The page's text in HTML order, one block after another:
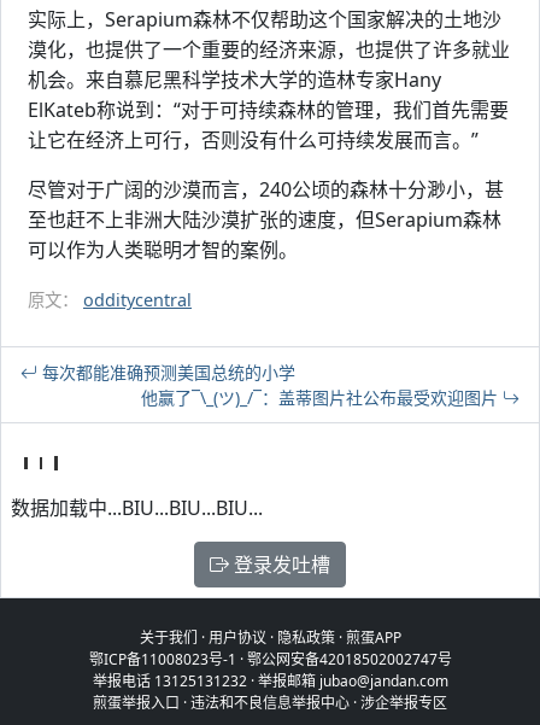
实际上，Serapium森林不仅帮助这个国家解决的土地沙
漠化，也提供了一个重要的经济来源，也提供了许多就业
机会。来自慕尼黑科学技术大学的造林专家Hany
ElKateb称说到：“对于可持续森林的管理，我们首先需要
让它在经济上可行，否则没有什么可持续发展而言。”
尽管对于广阔的沙漠而言，240公顷的森林十分渺小，甚
至也赶不上非洲大陆沙漠扩张的速度，但Serapium森林
可以作为人类聪明才智的案例。
原文： odditycentral
每次都能准确预测美国总统的小学
他赢了¯\_(ツ)_/¯：盖蒂图片社公布最受欢迎图片
数据加载中...BIU...BIU...BIU...
登录发吐槽
关于我们 ·用户协议 · 隐私政策·煎蛋APP
鄂ICP备11008023号-1 ·鄂公网安备42018502002747号
举报电话 13125131232 · 举报邮箱 jubao@jandan.com
煎蛋举报入口 ·违法和不良信息举报中心 ·涉企举报专区